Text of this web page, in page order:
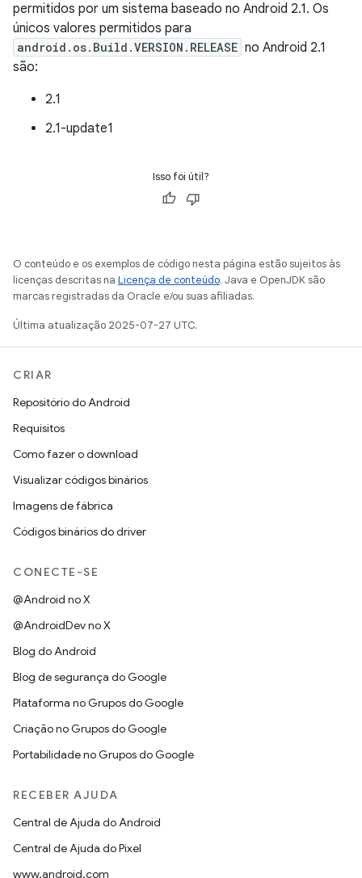
permitidos por um sistema baseado no Android 2.1. Os
únicos valores permitidos para
android.os.Build.VERSION.RELEASE no Android 2.1
são:
2.1
2.1-update1
Isso foi útil?
O conteúdo e os exemplos de código nesta página estão sujeitos às
licenças descritas na Licença de conteúdo. Java e OpenJDK são
marcas registradas da Oracle e/ou suas afiliadas.
Última atualização 2025-07-27 UTC.
CRIAR
Repositório do Android
Requisitos
Como fazer o download
Visualizar códigos binários
Imagens de fábrica
Códigos binários do driver
CONECTE-SE
@Android no X
@AndroidDev no X
Blog do Android
Blog de segurança do Google
Plataforma no Grupos do Google
Criação no Grupos do Google
Portabilidade no Grupos do Google
RECEBER AJUDA
Central de Ajuda do Android
Central de Ajuda do Pixel
www.android.com